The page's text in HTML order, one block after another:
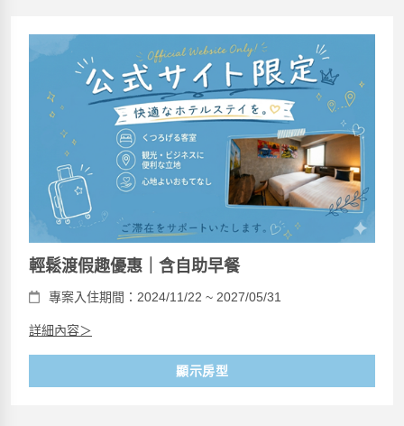
輕鬆渡假趣優惠｜含自助早餐
專案入住期間：2024/11/22 ~ 2027/05/31
詳細內容＞
顯示房型